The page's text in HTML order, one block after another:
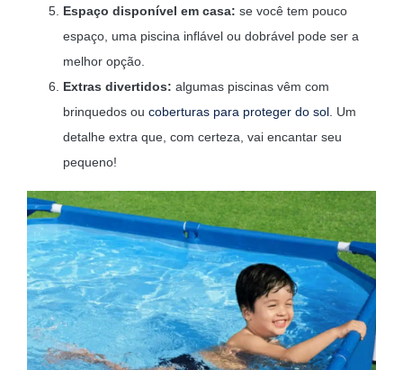
Espaço disponível em casa: se você tem pouco
espaço, uma piscina inflável ou dobrável pode ser a
melhor opção.
Extras divertidos: algumas piscinas vêm com
brinquedos ou coberturas para proteger do sol. Um
detalhe extra que, com certeza, vai encantar seu
pequeno!